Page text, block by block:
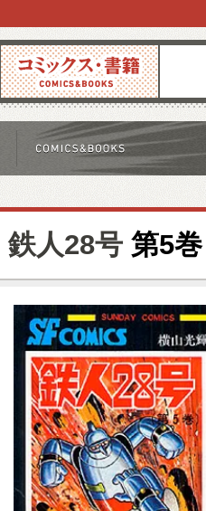
コミックス 雑誌
鉄人28号 第5巻